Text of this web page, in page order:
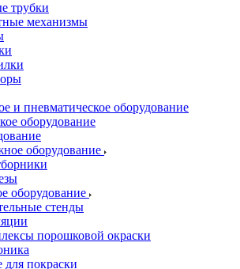
трубки
механизмы
и пневматическое оборудование
оборудование
оборудование
оборудование
стенды
порошковой окраски
покраски